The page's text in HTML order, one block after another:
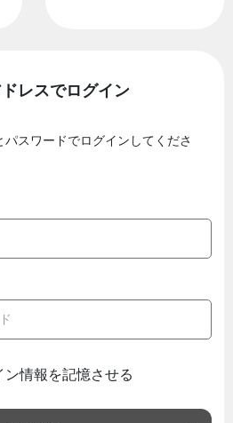
レスでログイン
スワードでログインしてくださ
ン情報を記憶させる